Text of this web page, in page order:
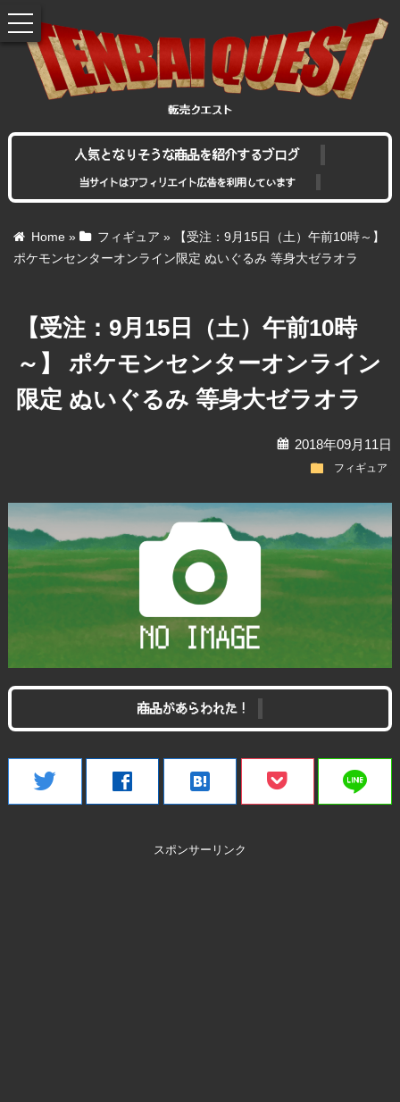
人気となりそうな商品を紹介するブログ
当サイトはアフィリエイト広告を利用しています
Home » フィギュア »
【受注：9月15日（土）午前10時～】
ポケモンセンターオンライン限定 ぬいぐるみ 等身大ゼラオラ
【受注：9月15日（土）午前10時
～】 ポケモンセンターオンライン
限定 ぬいぐるみ 等身大ゼラオラ
calendar2018年09月11日
folder フィギュア
商品があらわれた！
twitter facebook hatenabookmark line
スポンサーリンク
toggle
navigation